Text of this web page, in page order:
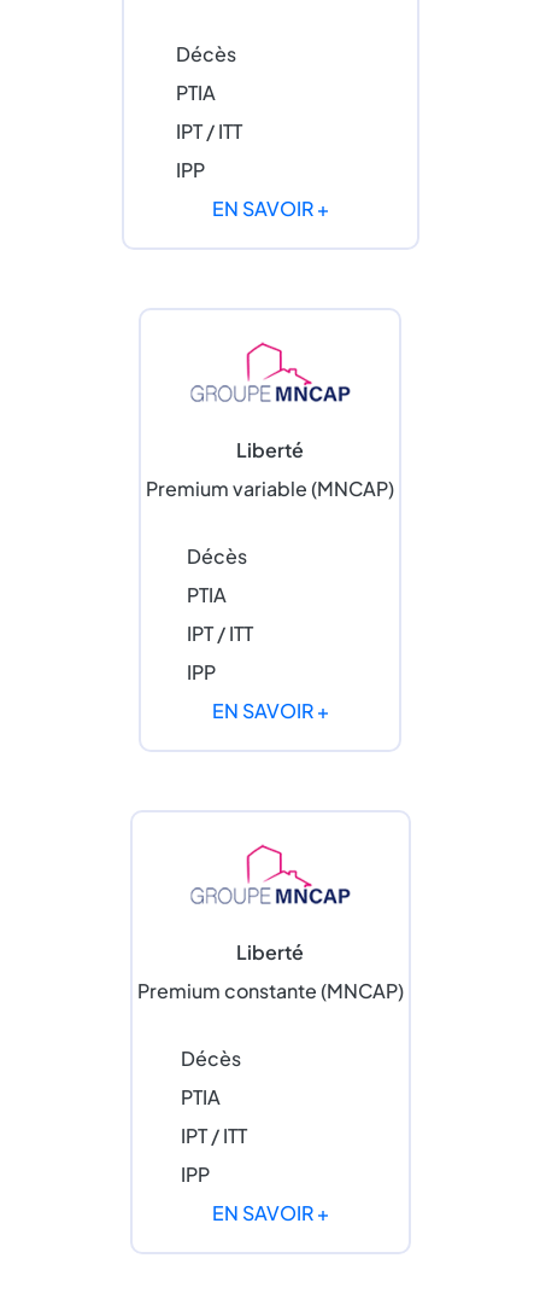
Décès
PTIA
IPT / ITT
IPP
EN SAVOIR +
Liberté
Premium variable (MNCAP)
Décès
PTIA
IPT / ITT
IPP
EN SAVOIR +
Liberté
Premium constante (MNCAP)
Décès
PTIA
IPT / ITT
IPP
EN SAVOIR +